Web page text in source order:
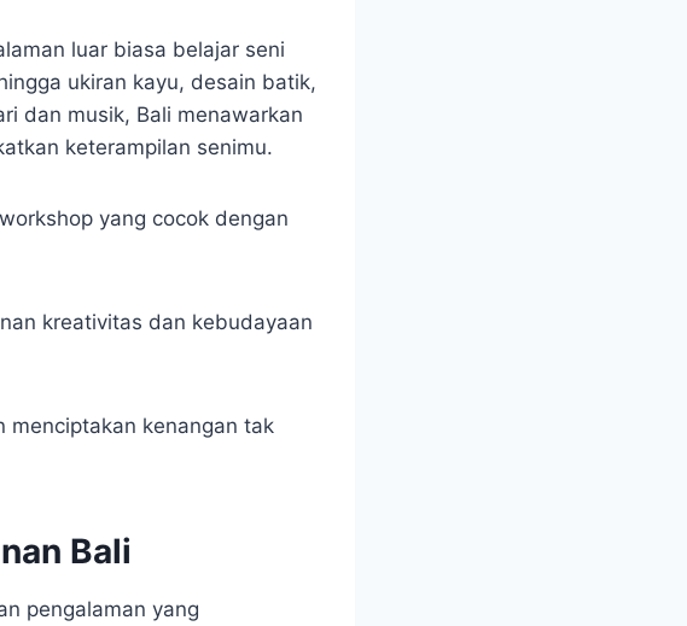
luar biasa belajar seni
ukiran kayu, desain batik,
dan musik, Bali menawarkan
keterampilan senimu.
yang cocok dengan
kreativitas dan kebudayaan
menciptakan kenangan tak
Bali
pengalaman yang